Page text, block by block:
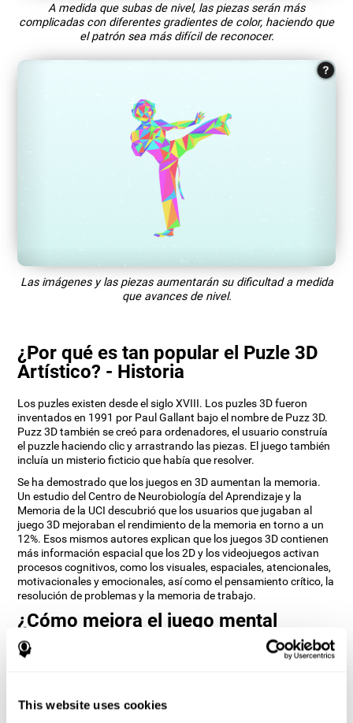
This website uses cookies
A medida que subas de nivel, las piezas serán más
complicadas con diferentes gradientes de color, haciendo que
el patrón sea más difícil de reconocer.
Las imágenes y las piezas aumentarán su dificultad a medida
que avances de nivel.
¿Por qué es tan popular el Puzle 3D
Artístico? - Historia
Los puzles existen desde el siglo XVIII. Los puzles 3D fueron
inventados en 1991 por Paul Gallant bajo el nombre de Puzz 3D.
Puzz 3D también se creó para ordenadores, el usuario construía
el puzzle haciendo clic y arrastrando las piezas. El juego también
incluía un misterio ficticio que había que resolver.
Se ha demostrado que los juegos en 3D aumentan la memoria.
Un estudio del Centro de Neurobiología del Aprendizaje y la
Memoria de la UCI descubrió que los usuarios que jugaban al
juego 3D mejoraban el rendimiento de la memoria en torno a un
12%. Esos mismos autores explican que los juegos 3D contienen
más información espacial que los 2D y los videojuegos activan
procesos cognitivos, como los visuales, espaciales, atencionales,
motivacionales y emocionales, así como el pensamiento crítico, la
resolución de problemas y la memoria de trabajo.
¿Cómo mejora el juego mental
“Puzle 3D Artístico” mis habilidades
cognitivas?
Artístico de CogniFit estimula un patrón de activación neuronal